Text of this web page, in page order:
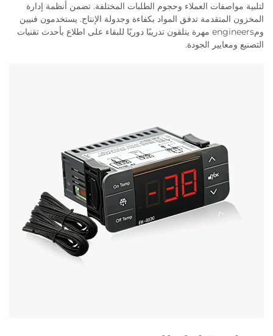
لتلبية مواصفات العملاء وحجوم الطلبات المختلفة. تضمن أنظمة إدارة
المخزون المتقدمة تدفق المواد بكفاءة وجدولة الإنتاج. يستخدمون فنيين
ومengineers مهرة يتلقون تدريبًا دوريًا للبقاء على اطلاع بأحدث تقنيات
التصنيع ومعايير الجودة.